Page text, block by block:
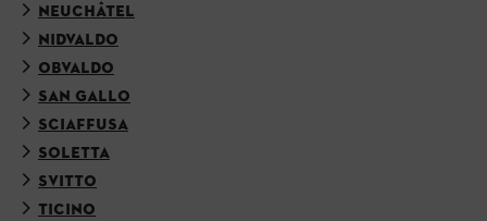
NEUCHÂTEL
NIDVALDO
OBVALDO
SAN GALLO
SCIAFFUSA
SOLETTA
SVITTO
TICINO